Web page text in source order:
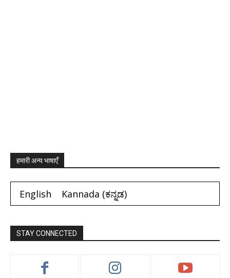
हमारी अन्य भाषाएँ
English Kannada (ಕನ್ನಡ)
STAY CONNECTED